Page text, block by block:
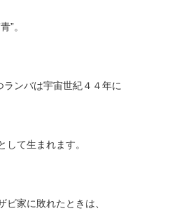
”。
ランバは宇宙世紀４４年に
して生まれます。
ビ家に敗れたときは、